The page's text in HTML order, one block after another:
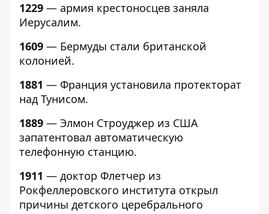
1229 — армия крестоносцев заняла
Иерусалим.
1609 — Бермуды стали британской
колонией.
1881 — Франция установила протекторат
над Тунисом.
1889 — Элмон Строуджер из США
запатентовал автоматическую
телефонную станцию.
1911 — доктор Флетчер из
Рокфеллеровского института открыл
причины детского церебрального